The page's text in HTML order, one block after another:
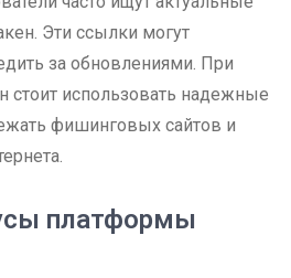
Эти ссылки могут
за обновлениями. При
стоит использовать надежные
фишинговых сайтов и
платформы